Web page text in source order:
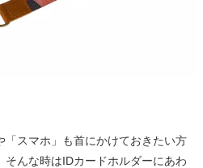
「スマホ」も首にかけておきたい方
そんな時はIDカードホルダーにあわ